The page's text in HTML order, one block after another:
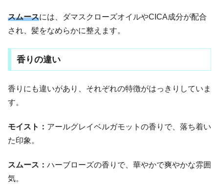
スムースには、ダマスクローズオイルやCICA成分が配合
され、髪をなめらかに整えます。
香りの違い
香りにも違いがあり、それぞれの特徴がはっきりしていま
す。
モイスト： アールグレイベルガモットの香りで、落ち着い
た印象。
スムース： ハーブローズの香りで、華やかで爽やかな雰囲
気。